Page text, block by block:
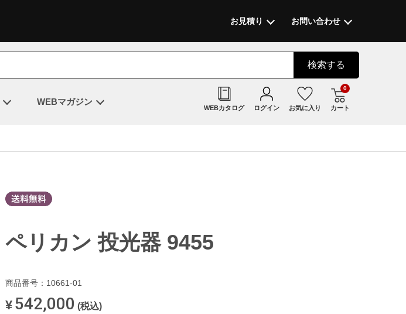
お見積り お問い合わせ
検索する
WEBマガジン
WEBカタログ ログイン お気に入り カート
0
ペリカン 投光器 9455
商品番号：10661-01
¥ 542,000 (税込)